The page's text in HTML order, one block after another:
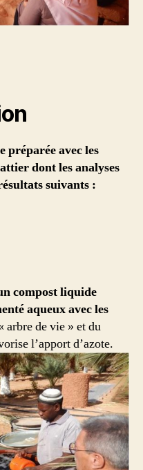
préparée avec les
dont les analyses
suivants :
compost liquide
aqueux avec les
arbre de vie » et du
l’apport d’azote.